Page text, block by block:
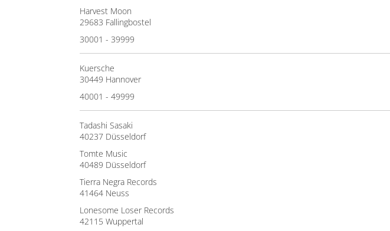
Harvest Moon
29683 Fallingbostel
30001 - 39999
Kuersche
30449 Hannover
40001 - 49999
Tadashi Sasaki
40237 Düsseldorf
Tomte Music
40489 Düsseldorf
Tierra Negra Records
41464 Neuss
Lonesome Loser Records
42115 Wuppertal